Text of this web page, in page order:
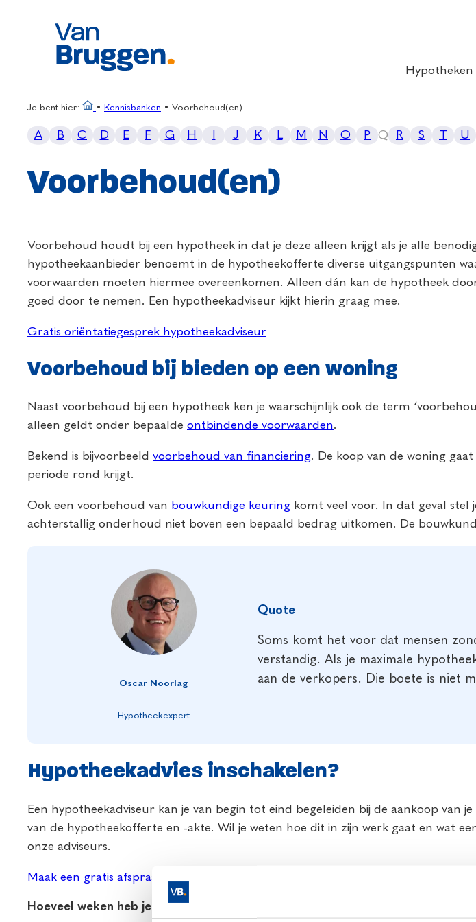
Hypotheken
Je bent hier: • Kennisbanken • Voorbehoud(en)
A B C D E F G H J K L M N O P Q R S T U
Voorbehoud(en)
Voorbehoud houdt bij een hypotheek in dat je deze alleen krijgt als je alle
hypotheekaanbieder benoemt in de hypotheekofferte diverse uitgangspunten
voorwaarden moeten hiermee overeenkomen. Alleen dán kan de hypotheek
goed door te nemen. Een hypotheekadviseur kijkt hierin graag mee.
Gratis oriëntatiegesprek hypotheekadviseur
Voorbehoud bij bieden op een woning
Naast voorbehoud bij een hypotheek ken je waarschijnlijk ook de term
alleen geldt onder bepaalde ontbindende voorwaarden.
Bekend is bijvoorbeeld voorbehoud van financiering. De koop van de woning
periode rond krijgt.
Ook een voorbehoud van bouwkundige keuring komt veel voor. In dat geval stel
achterstallig onderhoud niet boven een bepaald bedrag uitkomen. De
Oscar Noorlag
Hypotheekexpert
Quote
Soms komt het voor dat mensen
verstandig. Als je maximale
aan de verkopers. Die boete is niet
Hypotheekadvies inschakelen?
Een hypotheekadviseur kan je van begin tot eind begeleiden bij de aankoop
van de hypotheekofferte en -akte. Wil je weten hoe dit in zijn werk gaat en wat
onze adviseurs.
Maak een gratis afspraak
Hoeveel weken heb je om de hypotheek rond te krijgen?